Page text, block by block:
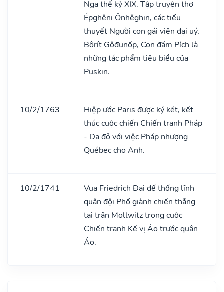
Nga thế kỷ XIX. Tập truyện thơ
Épghêni Ônhêghin, các tiểu
thuyết Người con gái viên đại uý,
Bôrít Gôđunốp, Con đầm Pích là
những tác phẩm tiêu biểu của
Puskin.
10/2/1763
Hiệp ước Paris được ký kết, kết
thúc cuộc chiến Chiến tranh Pháp
- Da đỏ với việc Pháp nhượng
Québec cho Anh.
10/2/1741
Vua Friedrich Đại đế thống lĩnh
quân đội Phổ giành chiến thắng
tại trận Mollwitz trong cuộc
Chiến tranh Kế vị Áo trước quân
Áo.